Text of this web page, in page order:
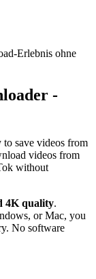
Erlebnis ohne
-
save videos from
videos from
without
4K quality.
or Mac, you
No software